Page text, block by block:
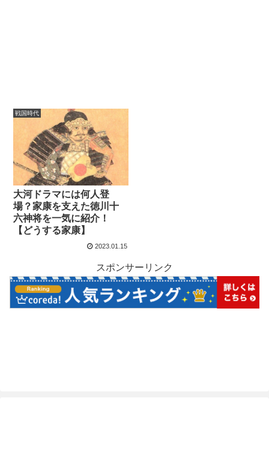
戦国時代
大河ドラマには何人登
場？家康を支えた徳川十
六神将を一気に紹介！
【どうする家康】
2023.01.15
スポンサーリンク